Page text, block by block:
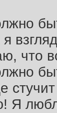
что
Я